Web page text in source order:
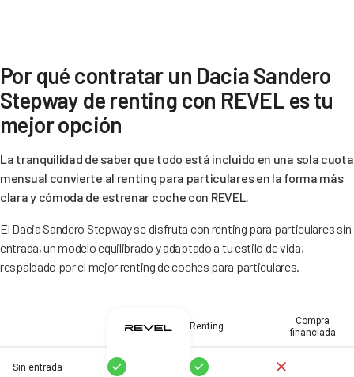
Por qué contratar un Dacia Sandero
Stepway de renting con REVEL es tu
mejor opción
La tranquilidad de saber que todo está incluido en una sola cuota
mensual convierte al renting para particulares en la forma más
clara y cómoda de estrenar coche con REVEL.
El Dacia Sandero Stepway se disfruta con renting para particulares sin
entrada, un modelo equilibrado y adaptado a tu estilo de vida,
respaldado por el mejor renting de coches para particulares.
Renting
Compra
financiada
Sin entrada Sí Sí